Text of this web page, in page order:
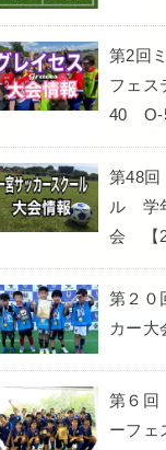
第2回
フェ
40 O-
第48
ル 学
会 【
第２０
カー大
第６回
ーフェ